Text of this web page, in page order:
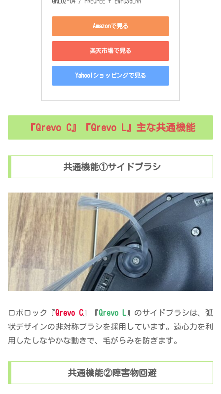
Amazonで見る
楽天市場で見る
Yahoo!ショッピングで見る
『Qrevo C』『Qrevo L』主な共通機能
共通機能①サイドブラシ
ロボロック『Qrevo C』『Qrevo L 』のサイドブラシは、弧
状デザインの非対称ブラシを採用しています。遠心力を利
用したしなやかな動きで、毛がらみを防ぎます。
共通機能②障害物回避